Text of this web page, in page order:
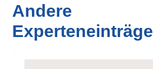
Andere
Experteneinträge